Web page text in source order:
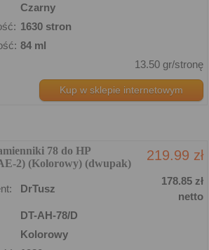
Czarny
1630 stron
84 ml
13.50 gr/stronę
Kup w sklepie internetowym
78 do HP
2) (Kolorowy) (dwupak)
219.99 zł
DrTusz
178.85 zł
netto
DT-AH-78/D
Kolorowy